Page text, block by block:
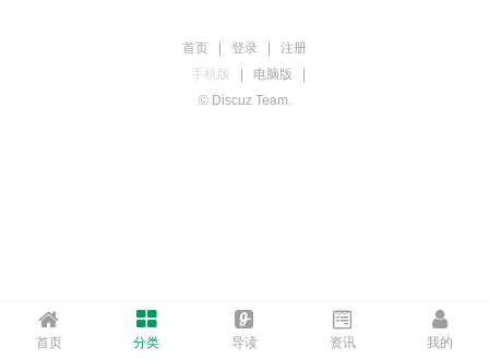
首页 分类 导读 资讯 我的
首页 | 登录 |
注册
手机版
| 电脑版
|
© Discuz Team.